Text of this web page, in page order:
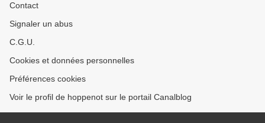
Contact
Signaler un abus
C.G.U.
Cookies et données personnelles
Préférences cookies
Voir le profil de hoppenot sur le portail Canalblog